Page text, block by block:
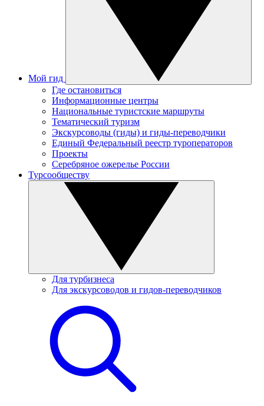
Мой гид
Где остановиться
Информационные центры
Национальные туристские маршруты
Тематический туризм
Экскурсоводы (гиды) и гиды-переводчики
Единый Федеральный реестр туроператоров
Проекты
Серебряное ожерелье России
Турсообществу
Для турбизнеса
Для экскурсоводов и гидов-переводчиков